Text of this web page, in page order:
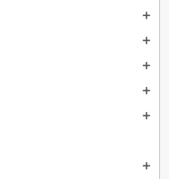
add
add
add
add
add
add